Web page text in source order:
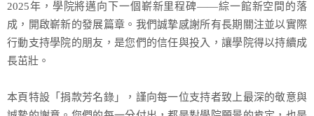
2025年，學院將邁向下一個嶄新里程碑——綜一館新空間的落
成，開啟嶄新的發展篇章。我們誠摯感謝所有長期關注並以實際
行動支持學院的朋友，是您們的信任與投入，讓學院得以持續成
長茁壯。
本頁特設「捐款芳名錄」，謹向每一位支持者致上最深的敬意與